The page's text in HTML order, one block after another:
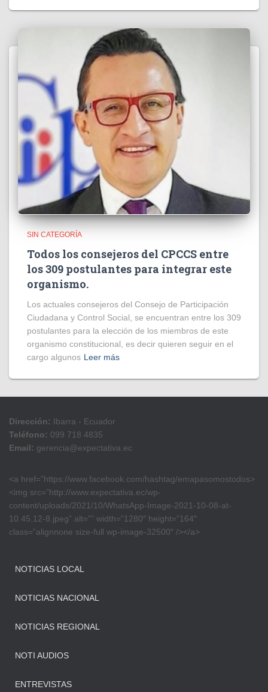
SIN CATEGORÍA
Todos los consejeros del CPCCS entre
los 309 postulantes para integrar este
organismo.
Los actuales consejeros del Consejo de Participación
Ciudadana y Control Social, se encuentran entre los 309
postulantes para la elección de los miembros de este
organismo constitucional, es decir quieren seguir en el
cargo algunos Leer más
Dirección: Ibarra - Ecuador
Teléfono: 099 718 4835
Email: gerencia@expectativa.ec
<a href=”https://www.facebook.com/hashtag/emapasomostodos>
<img src=”http://www.expectativa.ec/wp-
content/uploads/2021/10/WhatsApp-Image-2021-10-08-at-
10.45.12-8.jpeg” alt=”” width=”1280″ height=”164″
class=”alignnone size-full wp-image-32500″ /></a>
NOTICIAS LOCAL
NOTICIAS NACIONAL
NOTICIAS REGIONAL
NOTI AUDIOS
ENTREVISTAS